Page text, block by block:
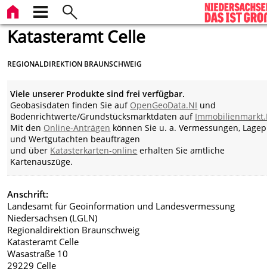
Katasteramt Celle
REGIONALDIREKTION BRAUNSCHWEIG
Viele unserer Produkte sind frei verfügbar.
Geobasisdaten finden Sie auf OpenGeoData.NI und
Bodenrichtwerte/Grundstücksmarktdaten auf
Mit den Online-Anträgen können Sie u. a. Vermessungen,
und Wertgutachten beauftragen
und über Katasterkarten-online erhalten Sie amtliche
Kartenauszüge.
Anschrift:
Landesamt für Geoinformation und Landesvermessung
Niedersachsen (LGLN)
Regionaldirektion Braunschweig
Katasteramt Celle
Wasastraße 10
29229 Celle